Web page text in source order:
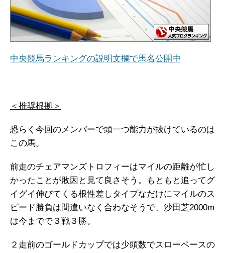
中央競馬ランキングの説明文欄で馬名公開中
＜推奨根拠＞
恐らく今回のメンバーで頭一つ能力が抜けているのは
この馬。
前走のチェアマンズトロフィーはマイルの距離が忙し
かったことが敗因と見て良さそう。もともと追ってグ
イグイ伸びてくる根性差しタイプなだけにマイルのス
ピード勝負は間違いなく合わなそうで、沙田芝2000m
は今までで３戦３勝。
２走前のゴールドカップでは少頭数でスローペースの